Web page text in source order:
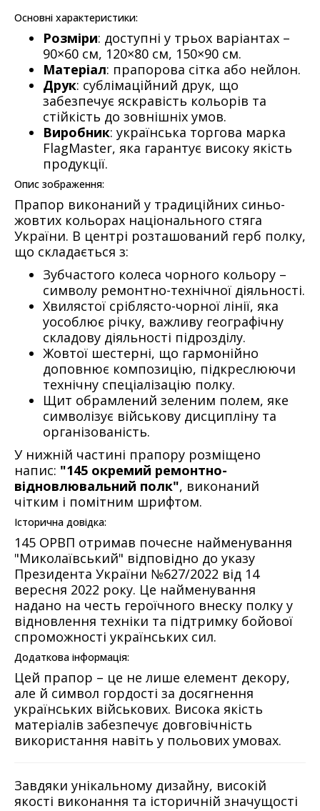
Основні характеристики:
Розміри: доступні у трьох варіантах –
90×60 см, 120×80 см, 150×90 см.
Матеріал: прапорова сітка або нейлон.
Друк: сублімаційний друк, що
забезпечує яскравість кольорів та
стійкість до зовнішніх умов.
Виробник: українська торгова марка
FlagMaster, яка гарантує високу якість
продукції.
Опис зображення:
Прапор виконаний у традиційних синьо-
жовтих кольорах національного стяга
України. В центрі розташований герб полку,
що складається з:
Зубчастого колеса чорного кольору –
символу ремонтно-технічної діяльності.
Хвилястої сріблясто-чорної лінії, яка
уособлює річку, важливу географічну
складову діяльності підрозділу.
Жовтої шестерні, що гармонійно
доповнює композицію, підкреслюючи
технічну спеціалізацію полку.
Щит обрамлений зеленим полем, яке
символізує військову дисципліну та
організованість.
У нижній частині прапору розміщено
напис: "145 окремий ремонтно-
відновлювальний полк", виконаний
чітким і помітним шрифтом.
Історична довідка:
145 ОРВП отримав почесне найменування
"Миколаївський" відповідно до указу
Президента України №627/2022 від 14
вересня 2022 року. Це найменування
надано на честь героїчного внеску полку у
відновлення техніки та підтримку бойової
спроможності українських сил.
Додаткова інформація:
Цей прапор – це не лише елемент декору,
але й символ гордості за досягнення
українських військових. Висока якість
матеріалів забезпечує довговічність
використання навіть у польових умовах.
Завдяки унікальному дизайну, високій
якості виконання та історичній значущості